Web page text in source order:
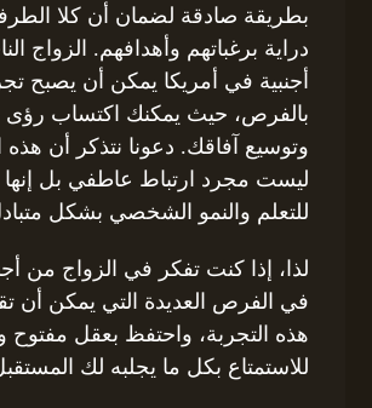
بطريقة صادقة لضمان أن كلا
دراية برغباتهم وأهدافهم. الزواج
أجنبية في أمريكا يمكن أن يصبح
بالفرص، حيث يمكنك اكتساب رؤى
وتوسيع آفاقك. دعونا نتذكر أن هذه
ليست مجرد ارتباط عاطفي بل
للتعلم والنمو الشخصي بشكل
لذا، إذا كنت تفكر في الزواج من
في الفرص العديدة التي يمكن أن
هذه التجربة، واحتفظ بعقل مفتوح
للاستمتاع بكل ما يجلبه لك